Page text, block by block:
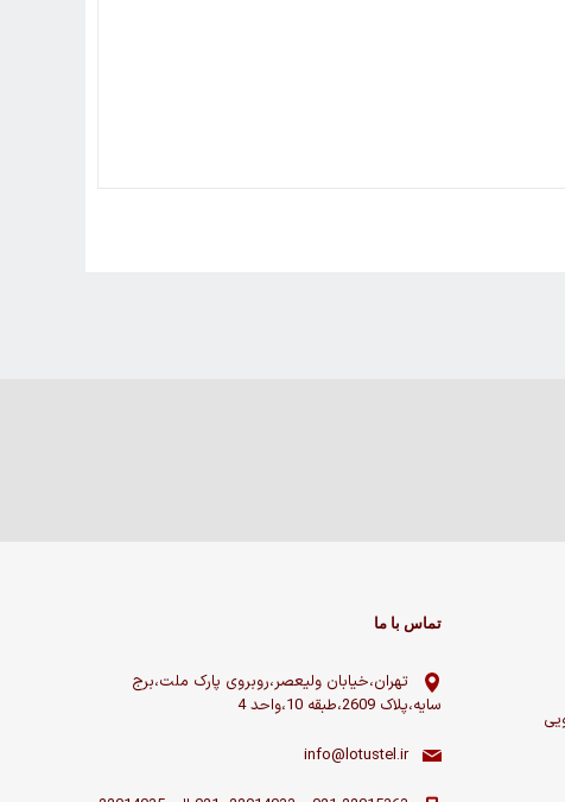
تماس با ما
تهران،خیابان ولیعصر،روبروی پارک ملت،برج
سایه،پلاک 2609،طبقه 10،واحد 4
info@lotustel.ir